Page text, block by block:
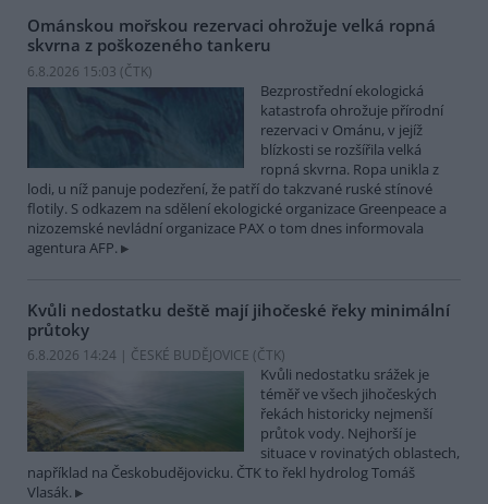
Ománskou mořskou rezervaci ohrožuje velká ropná
skvrna z poškozeného tankeru
6.8.2026 15:03 (ČTK)
Bezprostřední ekologická
katastrofa ohrožuje přírodní
rezervaci v Ománu, v jejíž
blízkosti se rozšířila velká
ropná skvrna. Ropa unikla z
lodi, u níž panuje podezření, že patří do takzvané ruské stínové
flotily. S odkazem na sdělení ekologické organizace Greenpeace a
nizozemské nevládní organizace PAX o tom dnes informovala
agentura AFP.
Kvůli nedostatku deště mají jihočeské řeky minimální
průtoky
6.8.2026 14:24 | ČESKÉ BUDĚJOVICE (ČTK)
Kvůli nedostatku srážek je
téměř ve všech jihočeských
řekách historicky nejmenší
průtok vody. Nejhorší je
situace v rovinatých oblastech,
například na Českobudějovicku. ČTK to řekl hydrolog Tomáš
Vlasák.